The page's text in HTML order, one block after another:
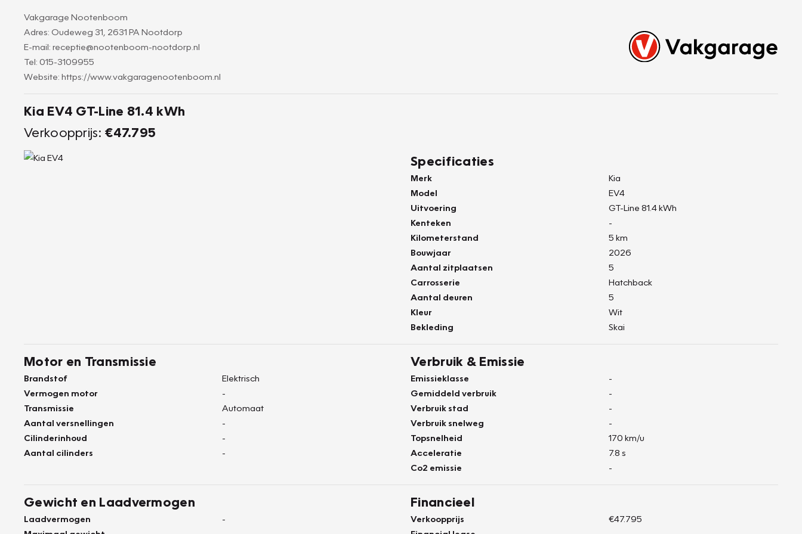
Vakgarage Nootenboom
Adres: Oudeweg 31, 2631 PA Nootdorp
E-mail: receptie@nootenboom-nootdorp.nl
Tel: 015-3109955
Website: https://www.vakgaragenootenboom.nl
Kia EV4 GT-Line 81.4 kWh
Verkoopprijs: €47.795
Specificaties
Merk
Kia
Model
EV4
Uitvoering
GT-Line 81.4 kWh
Kenteken
-
Kilometerstand
5 km
Bouwjaar
2026
Aantal zitplaatsen
5
Carrosserie
Hatchback
Aantal deuren
5
Kleur
Wit
Bekleding
Skai
Motor en Transmissie
Brandstof
Elektrisch
Vermogen motor
-
Transmissie
Automaat
Aantal versnellingen
-
Cilinderinhoud
-
Aantal cilinders
-
Verbruik & Emissie
Emissieklasse
-
Gemiddeld verbruik
-
Verbruik stad
-
Verbruik snelweg
-
Topsnelheid
170 km/u
Acceleratie
7.8 s
Co2 emissie
-
Gewicht en Laadvermogen
Laadvermogen
-
Financieel
Verkoopprijs
€47.795